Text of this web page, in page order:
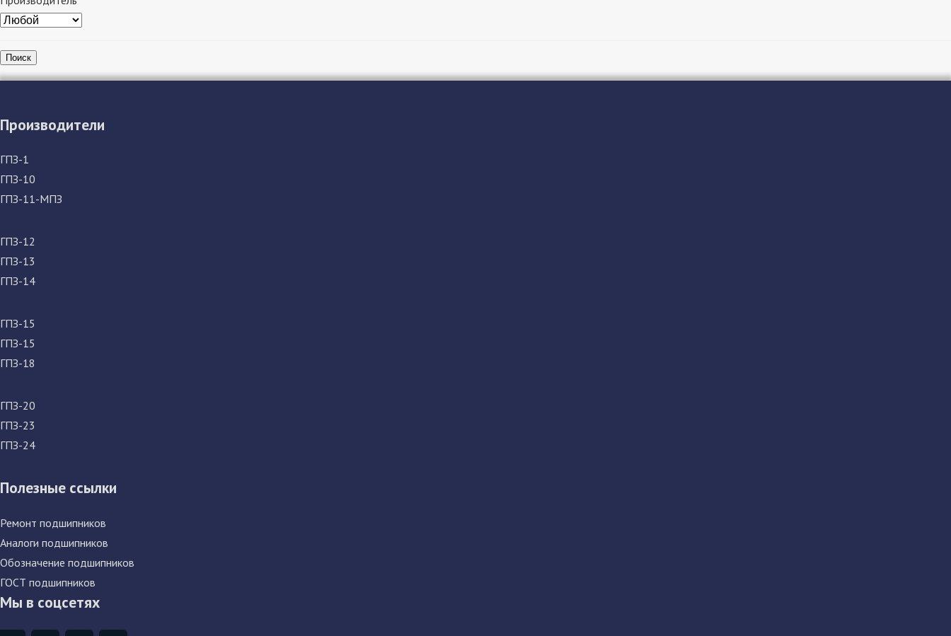
Поиск
Производители
ГПЗ-1
ГПЗ-10
ГПЗ-11-МПЗ
ГПЗ-12
ГПЗ-13
ГПЗ-14
ГПЗ-15
ГПЗ-15
ГПЗ-18
ГПЗ-20
ГПЗ-23
ГПЗ-24
Полезные ссылки
Ремонт подшипников
Аналоги подшипников
Обозначение подшипников
ГОСТ подшипников
Мы в соцсетях